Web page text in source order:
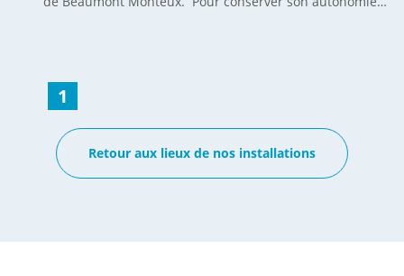
Aujourd’hui, des solutions existent pour améliorer le
confort des personnes qui souhaitent conserver leur
fiscaux ont été mis en place pour accompagner ces
installations, ce qui permet de rendre un projet possible
et à moindre coût.
1
Retour aux lieux de nos installations